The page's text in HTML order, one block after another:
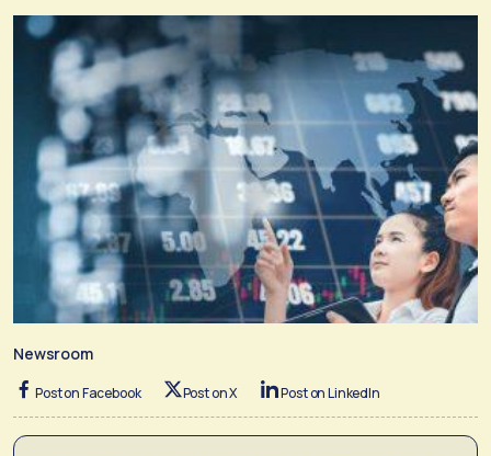
Newsroom
Post on Facebook Post on X Post on LinkedIn